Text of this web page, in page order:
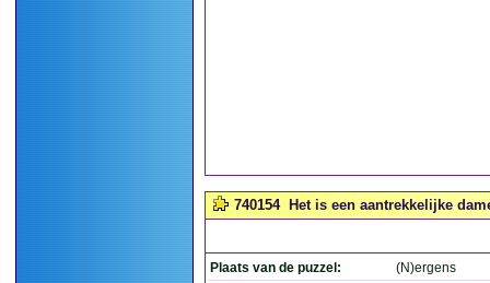
740154 Het is een aantrekkelijke
Plaats van de puzzel:
(N)ergens